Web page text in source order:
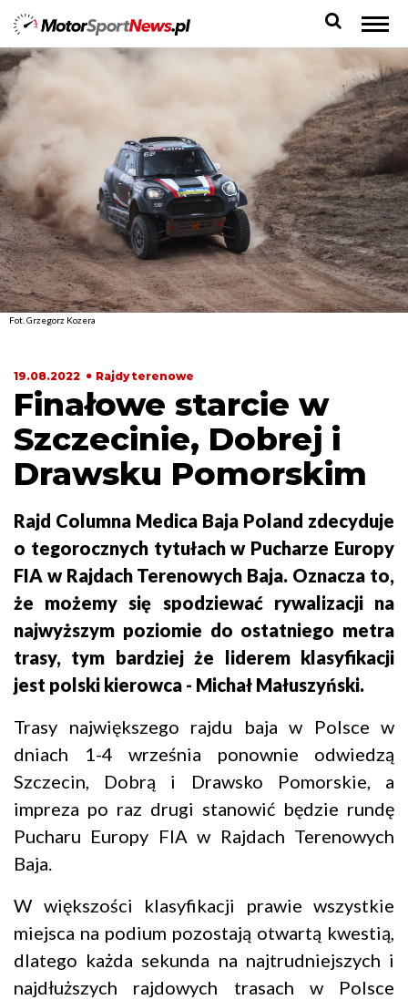
Fot. Grzegorz Kozera
19.08.2022 Rajdy terenowe
Finałowe starcie w
Szczecinie, Dobrej i
Drawsku Pomorskim
Rajd Columna Medica Baja Poland zdecyduje
o tegorocznych tytułach w Pucharze Europy
FIA w Rajdach Terenowych Baja. Oznacza to,
że możemy się spodziewać rywalizacji na
najwyższym poziomie do ostatniego metra
trasy, tym bardziej że liderem klasyfikacji
jest polski kierowca - Michał Małuszyński.
Trasy największego rajdu baja w Polsce w
dniach 1-4 września ponownie odwiedzą
Szczecin, Dobrą i Drawsko Pomorskie, a
impreza po raz drugi stanowić będzie rundę
Pucharu Europy FIA w Rajdach Terenowych
Baja.
W większości klasyfikacji prawie wszystkie
miejsca na podium pozostają otwartą kwestią,
dlatego każda sekunda na najtrudniejszych i
najdłuższych rajdowych trasach w Polsce